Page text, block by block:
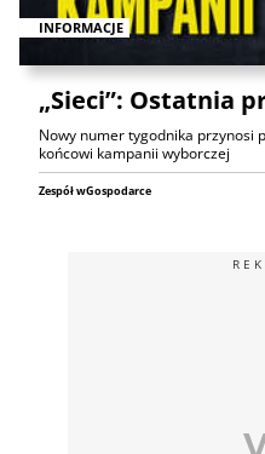
INFORMACJE
„Sieci”: Ostatnia
Nowy numer tygodnika przynosi
końcowi kampanii wyborczej
Zespół wGospodarce